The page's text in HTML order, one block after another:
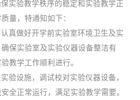
实验教学秩序的稳定和实验教学正
量，特通知如下：
真做好开学前实验室环境卫生及实
保实验室及实验仪器设备整洁有
教学工作顺利进行。
验设施，调试校对实验仪器设备，
全正常运行，满足实验教学需要。